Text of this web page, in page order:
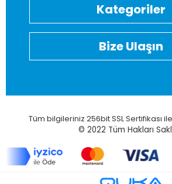
Kategoriler
Bize Ulaşın
Tüm bilgileriniz 256bit SSL Sertifikası
© 2022 Tüm Hakları